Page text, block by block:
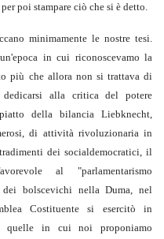
poi stampare ciò che si è detto.
minimamente le nostre tesi.
in cui riconoscevamo la
più che allora non si trattava di
dedicarsi alla critica del potere
della bilancia Liebknecht,
di attività rivoluzionaria in
dei socialdemocratici, il
al "parlamentarismo
bolscevichi nella Duma, nel
Costituente si esercitò in
quelle in cui noi proponiamo